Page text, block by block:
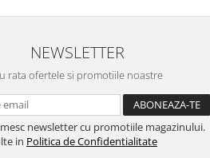
in ecran
este decupata
planaa
posibilitatea de a
husaimpreuna cu
NEWSLETTER
rata ofertele si promotiile noastre
newsletter cu promotiile magazinului.
in Politica de Confidentialitate